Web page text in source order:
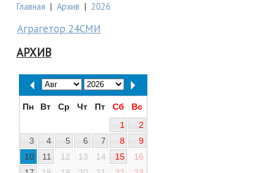
Главная | Архив | 2026
Аграгетор 24СМИ
АРХИВ
Пн Вт Ср Чт Пт Сб
Вс
1
2
3
4 5 6 7 8
9
10
11 12 13 14 15
16